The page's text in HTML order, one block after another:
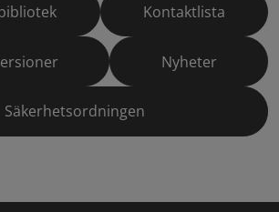
Kontaktlista
Nyheter
Säkerhetsordningen